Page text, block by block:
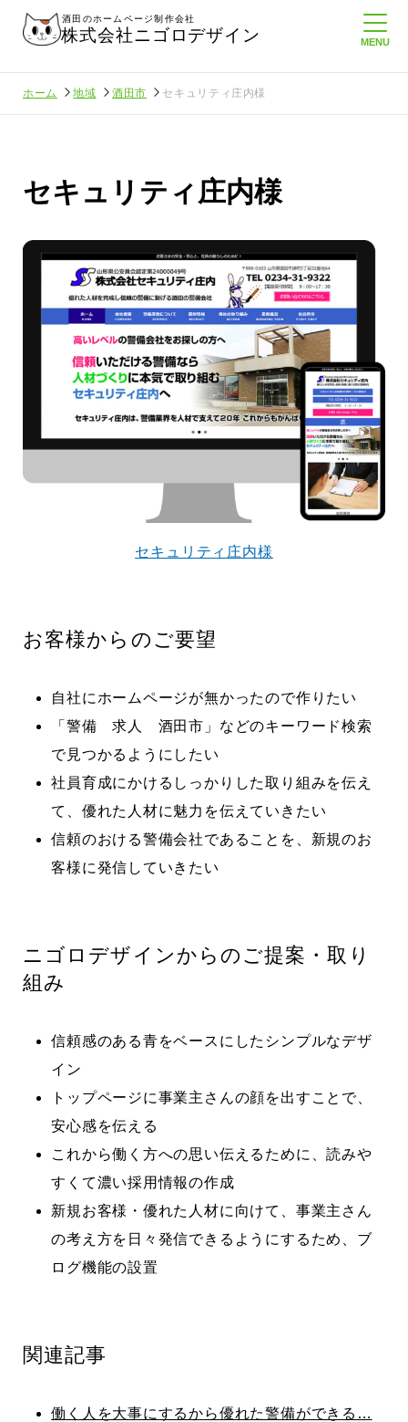
酒田のホームページ制作会社
株式会社ニゴロデザイン
ホーム 地域 酒田市 セキュリティ庄内様
セキュリティ庄内様
セキュリティ庄内様
お客様からのご要望
自社にホームページが無かったので作りたい
「警備 求人 酒田市」などのキーワード検索
で見つかるようにしたい
社員育成にかけるしっかりした取り組みを伝え
て、優れた人材に魅力を伝えていきたい
信頼のおける警備会社であることを、新規のお
客様に発信していきたい
ニゴロデザインからのご提案・取り
組み
信頼感のある青をベースにしたシンプルなデザ
イン
トップページに事業主さんの顔を出すことで、
安心感を伝える
これから働く方への思い伝えるために、読みや
すくて濃い採用情報の作成
新規お客様・優れた人材に向けて、事業主さん
の考え方を日々発信できるようにするため、ブ
ログ機能の設置
関連記事
働く人を大事にするから優れた警備ができる…
んに負けない
メンタルに来る～！想定してたより利
益が残らない仕事になってしまって
た…
2026.07.29